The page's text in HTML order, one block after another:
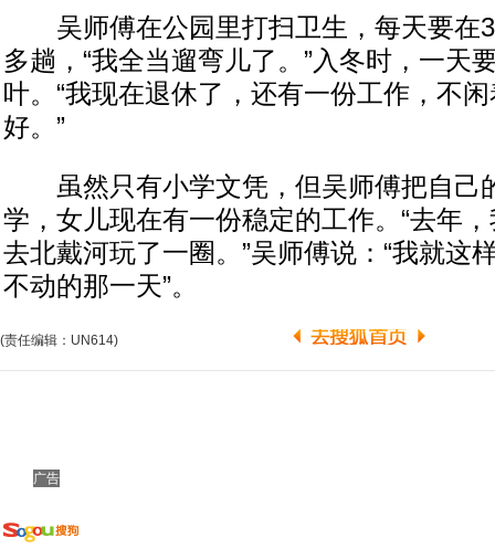
吴师傅在公园里打扫卫生，每天要在
多趟，“我全当遛弯儿了。”入冬时，一天
叶。“我现在退休了，还有一份工作，不
好。”
虽然只有小学文凭，但吴师傅把自己
学，女儿现在有一份稳定的工作。“去年
去北戴河玩了一圈。”吴师傅说：“我就这
不动的那一天”。
(责任编辑：UN614)
广告